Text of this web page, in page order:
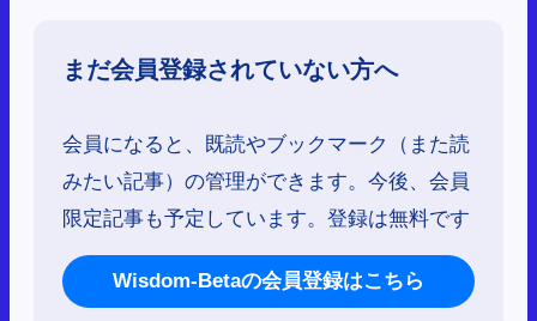
まだ会員登録されていない方へ
会員になると、既読やブックマーク（また読
みたい記事）の管理ができます。今後、会員
限定記事も予定しています。登録は無料です
Wisdom-Betaの会員登録はこちら